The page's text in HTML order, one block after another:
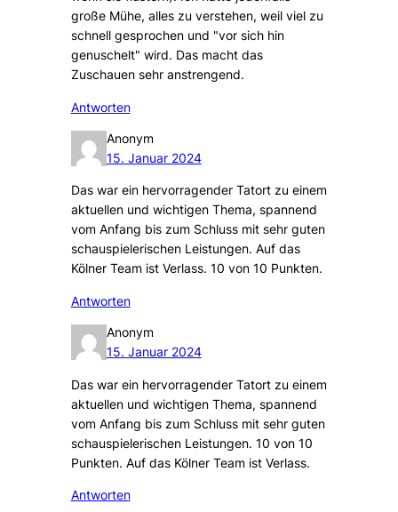
große Mühe, alles zu verstehen, weil viel zu
schnell gesprochen und "vor sich hin
genuschelt" wird. Das macht das
Zuschauen sehr anstrengend.
Antworten
Anonym
15. Januar 2024
Das war ein hervorragender Tatort zu einem
aktuellen und wichtigen Thema, spannend
vom Anfang bis zum Schluss mit sehr guten
schauspielerischen Leistungen. Auf das
Kölner Team ist Verlass. 10 von 10 Punkten.
Antworten
Anonym
15. Januar 2024
Das war ein hervorragender Tatort zu einem
aktuellen und wichtigen Thema, spannend
vom Anfang bis zum Schluss mit sehr guten
schauspielerischen Leistungen. 10 von 10
Punkten. Auf das Kölner Team ist Verlass.
Antworten